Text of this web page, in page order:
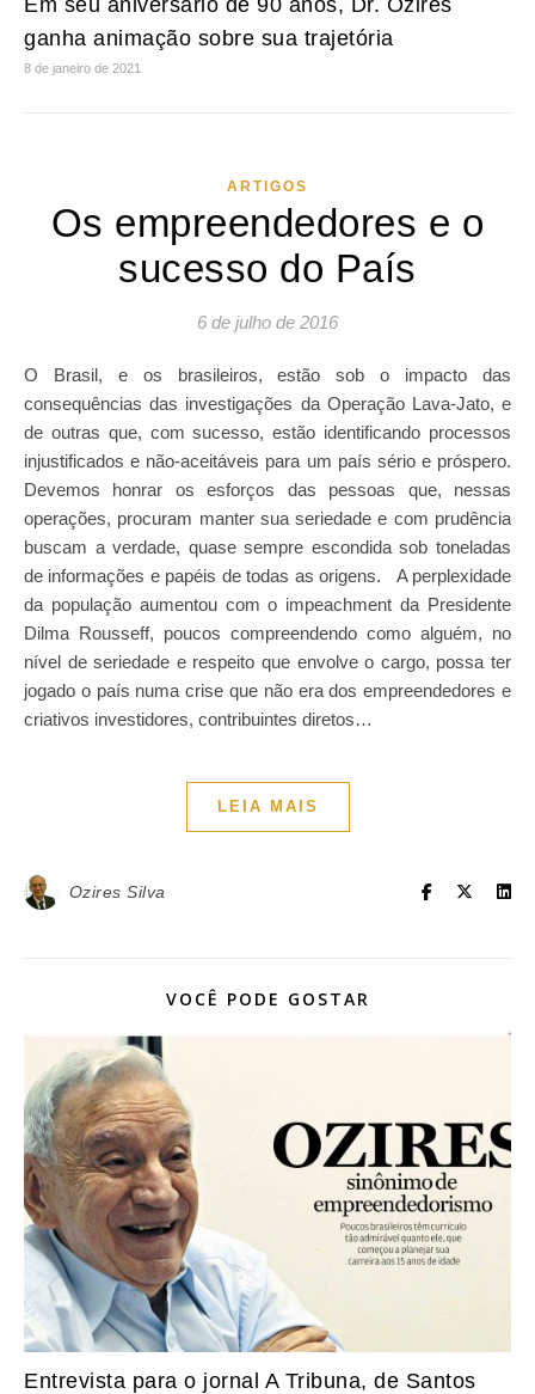
Em seu aniversário de 90 anos, Dr. Ozires
ganha animação sobre sua trajetória
8 de janeiro de 2021
ARTIGOS
Os empreendedores e o
sucesso do País
6 de julho de 2016
O Brasil, e os brasileiros, estão sob o impacto das
consequências das investigações da Operação Lava-Jato, e
de outras que, com sucesso, estão identificando processos
injustificados e não-aceitáveis para um país sério e próspero.
Devemos honrar os esforços das pessoas que, nessas
operações, procuram manter sua seriedade e com prudência
buscam a verdade, quase sempre escondida sob toneladas
de informações e papéis de todas as origens. A perplexidade
da população aumentou com o impeachment da Presidente
Dilma Rousseff, poucos compreendendo como alguém, no
nível de seriedade e respeito que envolve o cargo, possa ter
jogado o país numa crise que não era dos empreendedores e
criativos investidores, contribuintes diretos…
LEIA MAIS
Ozires Silva
VOCÊ PODE GOSTAR
Entrevista para o jornal A Tribuna, de Santos